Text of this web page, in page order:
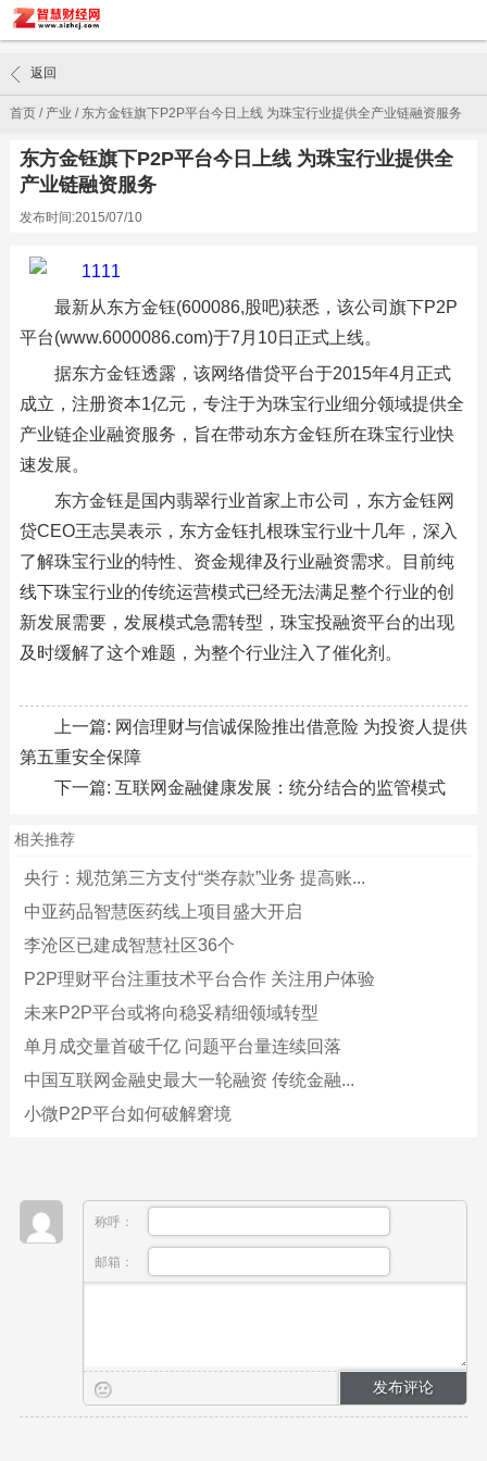
首页/ 产业 / 东方金钰旗下P2P平台今日上线 为珠宝行业提供全产业链融资服务
返回
东方金钰旗下P2P平台今日上线 为珠宝行业提供全
产业链融资服务
发布时间:2015/07/10
最新从东方金钰(600086,股吧)获悉，该公司旗下P2P
平台(www.6000086.com)于7月10日正式上线。
据东方金钰透露，该网络借贷平台于2015年4月正式
成立，注册资本1亿元，专注于为珠宝行业细分领域提供全
产业链企业融资服务，旨在带动东方金钰所在珠宝行业快
速发展。
东方金钰是国内翡翠行业首家上市公司，东方金钰网
贷CEO王志昊表示，东方金钰扎根珠宝行业十几年，深入
了解珠宝行业的特性、资金规律及行业融资需求。目前纯
线下珠宝行业的传统运营模式已经无法满足整个行业的创
新发展需要，发展模式急需转型，珠宝投融资平台的出现
及时缓解了这个难题，为整个行业注入了催化剂。
上一篇: 网信理财与信诚保险推出借意险 为投资人提供
第五重安全保障
下一篇: 互联网金融健康发展：统分结合的监管模式
相关推荐
央行：规范第三方支付“类存款”业务 提高账...
中亚药品智慧医药线上项目盛大开启
李沧区已建成智慧社区36个
P2P理财平台注重技术平台合作 关注用户体验
未来P2P平台或将向稳妥精细领域转型
单月成交量首破千亿 问题平台量连续回落
中国互联网金融史最大一轮融资 传统金融...
小微P2P平台如何破解窘境
称呼：
邮箱：